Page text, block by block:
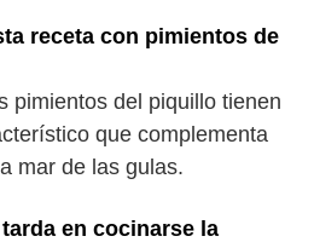
receta con pimientos de
pimientos del piquillo tienen
que complementa
mar de las gulas.
en cocinarse la